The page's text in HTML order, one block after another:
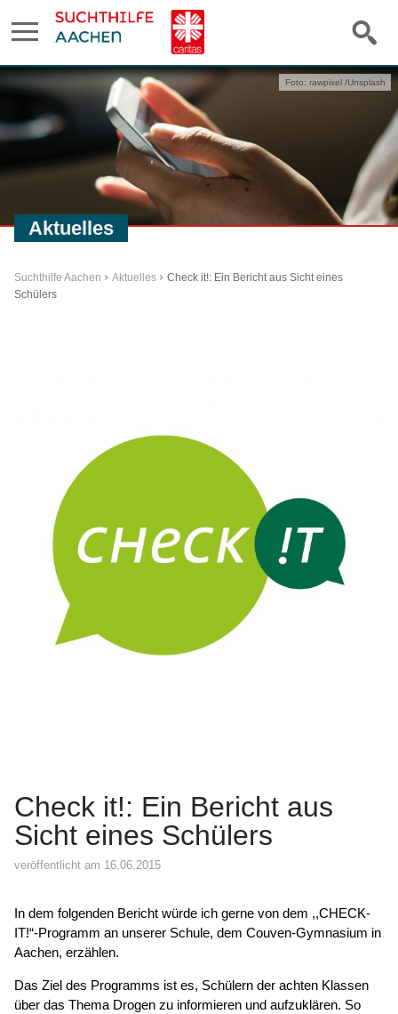
Aktuelles
Foto: rawpixel /Unsplash
Suchthilfe Aachen Aktuelles
Check it!: Ein Bericht aus Sicht eines
Schülers
Check it!: Ein Bericht aus
Sicht eines Schülers
veröffentlicht am 16.06.2015
In dem folgenden Bericht würde ich gerne von dem ,,CHECK-
IT!“-Programm an unserer Schule, dem Couven-Gymnasium in
Aachen, erzählen.
Das Ziel des Programms ist es, Schülern der achten Klassen
über das Thema Drogen zu informieren und aufzuklären. So